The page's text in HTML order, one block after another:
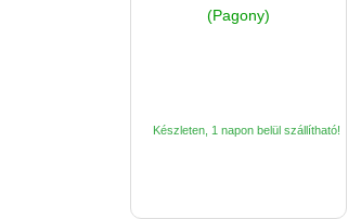
(Pagony)
Készleten, 1 napon belül szállítható!